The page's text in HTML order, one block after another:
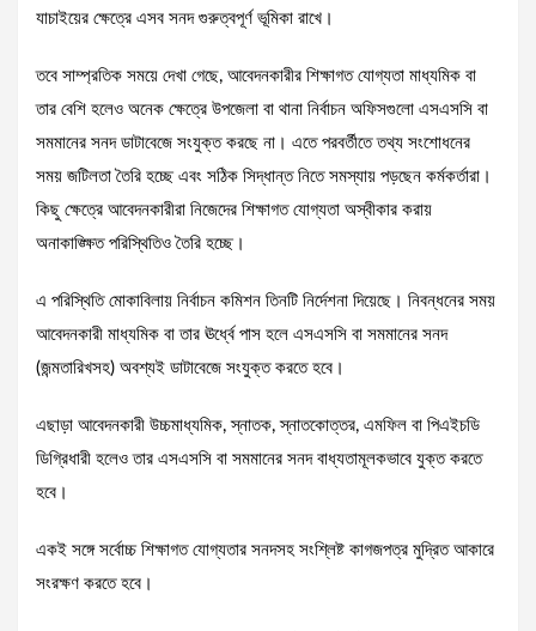
যাচাইয়ের ক্ষেত্রে এসব সনদ গুরুত্বপূর্ণ ভূমিকা রাখে।
তবে সাম্প্রতিক সময়ে দেখা গেছে, আবেদনকারীর শিক্ষাগত যোগ্যতা মাধ্যমিক বা
তার বেশি হলেও অনেক ক্ষেত্রে উপজেলা বা থানা নির্বাচন অফিসগুলো এসএসসি বা
সমমানের সনদ ডাটাবেজে সংযুক্ত করছে না। এতে পরবর্তীতে তথ্য সংশোধনের
সময় জটিলতা তৈরি হচ্ছে এবং সঠিক সিদ্ধান্ত নিতে সমস্যায় পড়ছেন কর্মকর্তারা।
কিছু ক্ষেত্রে আবেদনকারীরা নিজেদের শিক্ষাগত যোগ্যতা অস্বীকার করায়
অনাকাঙ্ক্ষিত পরিস্থিতিও তৈরি হচ্ছে।
এ পরিস্থিতি মোকাবিলায় নির্বাচন কমিশন তিনটি নির্দেশনা দিয়েছে। নিবন্ধনের সময়
আবেদনকারী মাধ্যমিক বা তার ঊর্ধ্বে পাস হলে এসএসসি বা সমমানের সনদ
(জন্মতারিখসহ) অবশ্যই ডাটাবেজে সংযুক্ত করতে হবে।
এছাড়া আবেদনকারী উচ্চমাধ্যমিক, স্নাতক, স্নাতকোত্তর, এমফিল বা পিএইচডি
ডিগ্রিধারী হলেও তার এসএসসি বা সমমানের সনদ বাধ্যতামূলকভাবে যুক্ত করতে
হবে।
একই সঙ্গে সর্বোচ্চ শিক্ষাগত যোগ্যতার সনদসহ সংশ্লিষ্ট কাগজপত্র মুদ্রিত আকারে
সংরক্ষণ করতে হবে।